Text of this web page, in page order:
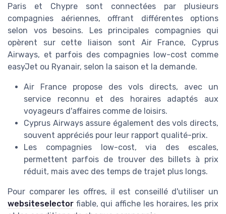
Paris et Chypre sont connectées par plusieurs
compagnies aériennes, offrant différentes options
selon vos besoins. Les principales compagnies qui
opèrent sur cette liaison sont Air France, Cyprus
Airways, et parfois des compagnies low-cost comme
easyJet ou Ryanair, selon la saison et la demande.
Air France propose des vols directs, avec un
service reconnu et des horaires adaptés aux
voyageurs d'affaires comme de loisirs.
Cyprus Airwaysassure également des vols directs,
souvent appréciés pour leur rapport qualité-prix.
Les compagnies low-cost, via des escales,
permettent parfois de trouver des billets à prix
réduit, mais avec des temps de trajet plus longs.
Pour comparer les offres, il est conseillé d'utiliser un
websiteselector fiable, qui affiche les horaires, les prix